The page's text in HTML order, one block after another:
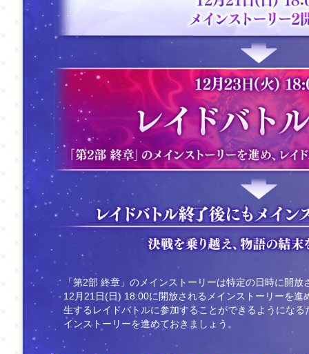
「第2部 終章」のメインストーリーは特定の日時に開放
12月21日(日) 18:00に開放されるメインストーリーを
生するレイドバトルに参加することができるようにな
インストーリーを進めておきましょう。